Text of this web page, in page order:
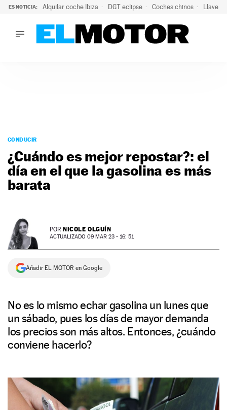
ES NOTICIA: Alquilar coche Ibiza DGT eclipse Coches chinos Llaves
PODCAST
MOTOS
TECNOLOGÍA
SUPERCOCHES
SERVICIOS
NEWSLETTER
SÍGUENOS
CONDUCIR
¿Cuándo es mejor repostar?: el
día en el que la gasolina es más
barata
POR NICOLE OLGUÍN
ACTUALIZADO 09 MAR 23 - 16: 51
Añadir EL MOTOR en Google
No es lo mismo echar gasolina un lunes que
un sábado, pues los días de mayor demanda
los precios son más altos. Entonces, ¿cuándo
conviene hacerlo?